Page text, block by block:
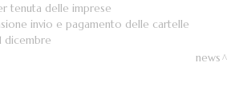
tenuta delle imprese
invio e pagamento delle cartelle
dicembre
news